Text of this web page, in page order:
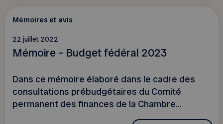
Mémoires et avis
22 juillet 2022
Mémoire – Budget fédéral 2023
Dans ce mémoire élaboré dans le cadre des
consultations prébudgétaires du Comité
permanent des finances de la Chambre...